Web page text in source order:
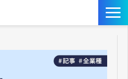
役立ち資料